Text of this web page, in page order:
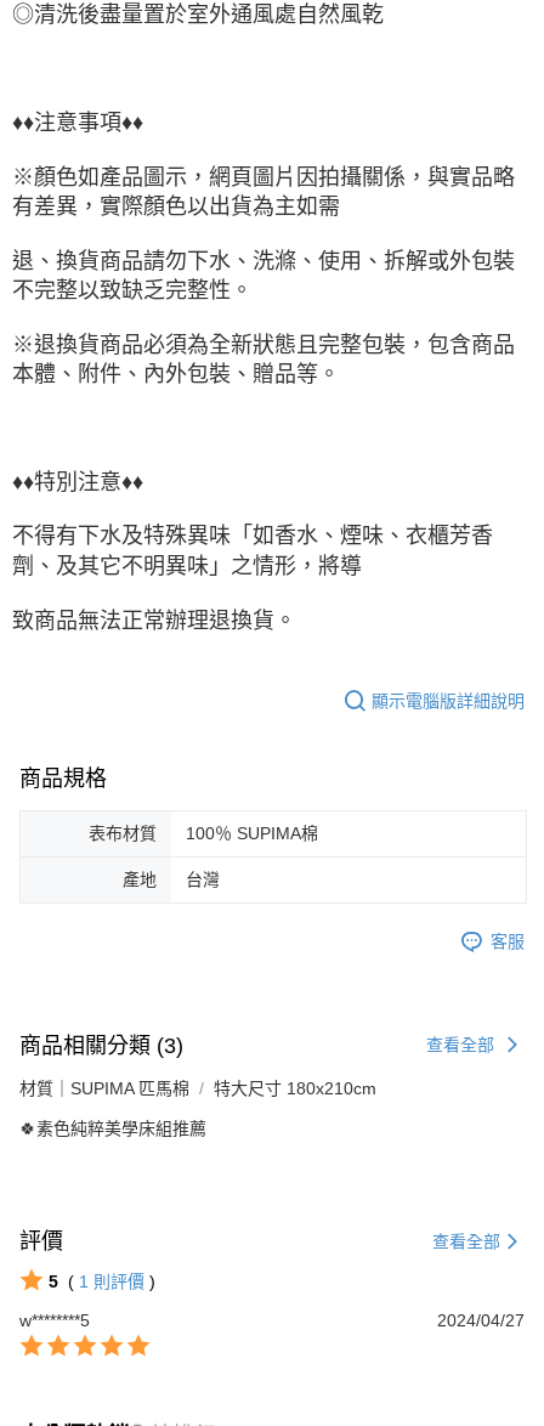
◎清洗後盡量置於室外通風處自然風乾
♦♦注意事項♦♦
※顏色如產品圖示，網頁圖片因拍攝關係，與實品略
有差異，實際顏色以出貨為主如需
退、換貨商品請勿下水、洗滌、使用、拆解或外包裝
不完整以致缺乏完整性。
※退換貨商品必須為全新狀態且完整包裝，包含商品
本體、附件、內外包裝、贈品等。
♦♦特別注意♦♦
不得有下水及特殊異味「如香水、煙味、衣櫃芳香
劑、及其它不明異味」之情形，將導
致商品無法正常辦理退換貨。
顯示電腦版詳細說明
商品規格
表布材質 100％ SUPIMA棉
產地 台灣
客服
商品相關分類 (3) 查看全部
材質｜SUPIMA 匹馬棉 特大尺寸 180x210cm
🍀素色純粹美學床組推薦
評價 查看全部
5 ( 1 則評價 )
w********5
2024/04/27